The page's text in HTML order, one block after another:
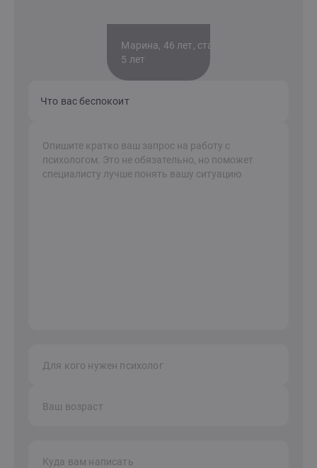
Марина, 46 лет, стаж
5 лет
Что вас беспокоит
Для кого нужен психолог
Ваш возраст
Куда вам написать